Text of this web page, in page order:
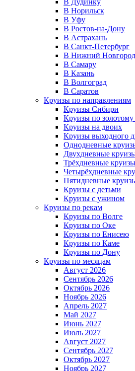
В Дудинку
В Норильск
В Уфу
В Ростов-на-Дону
В Астрахань
В Санкт-Петербург
В Нижний Новгород
В Самару
В Казань
В Волгоград
В Саратов
Круизы по направлениям
Круизы Сибири
Круизы по золотому
Круизы на двоих
Круизы выходного
Однодневные
Двухдневные
Трёхдневные круизы
Четырёхдневные
Пятидневные
Круизы с детьми
Круизы с ужином
Круизы по рекам
Круизы по Волге
Круизы по Оке
Круизы по Енисею
Круизы по Каме
Круизы по Дону
Круизы по месяцам
Август 2026
Сентябрь 2026
Октябрь 2026
Ноябрь 2026
Апрель 2027
Май 2027
Июнь 2027
Июль 2027
Август 2027
Сентябрь 2027
Октябрь 2027
Ноябрь 2027